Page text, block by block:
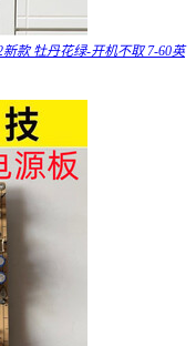
款 牡丹花绿-开机不取 7-60英